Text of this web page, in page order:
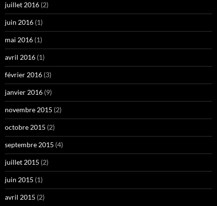
juillet 2016 (2)
juin 2016 (1)
mai 2016 (1)
avril 2016 (1)
février 2016 (3)
janvier 2016 (9)
novembre 2015 (2)
octobre 2015 (2)
septembre 2015 (4)
juillet 2015 (2)
juin 2015 (1)
avril 2015 (2)